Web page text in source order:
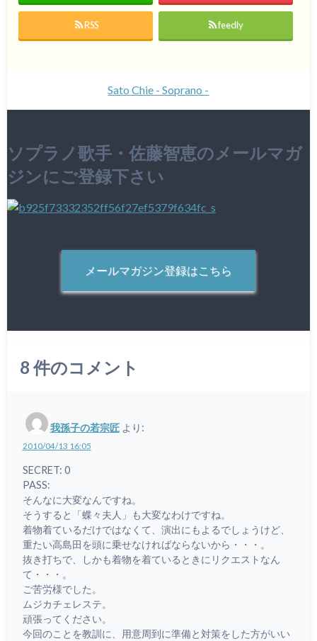
RSS feedly
Sato Chie - Soprano -
ソプラノ歌手・佐藤智恵のメールマガ
ジンにご登録下さい
メールマガジン登録はこちら
8 件のコメント
我孫子の若宗匠 より:
2010/04/13 16:05
SECRET: 0
PASS:
そんなに大変なんですね。
そうすると「蝶々夫人」も大変なわけですね。
着物着ているだけではなくて、演出にもよるでしょうけど、
重たい高島田を頭に乗せなければならないから・・・。
抜き打ちで、しかも着物を着ているときにリクエストなん
て・・・。
ご苦労様でした。
ムジカチェレステ。
頑張ってください。
今回のことを教訓に、用意周到に準備と対策をした方がいい